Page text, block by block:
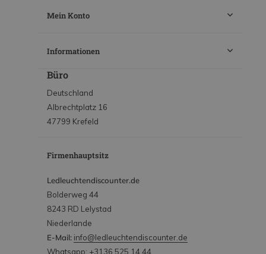
Mein Konto
Informationen
Büro
Deutschland
Albrechtplatz 16
47799 Krefeld
Firmenhauptsitz
Ledleuchtendiscounter.de
Bolderweg 44
8243 RD Lelystad
Niederlande
E-Mail: info@ledleuchtendiscounter.de
Whatsapp: +3136 525 14 44